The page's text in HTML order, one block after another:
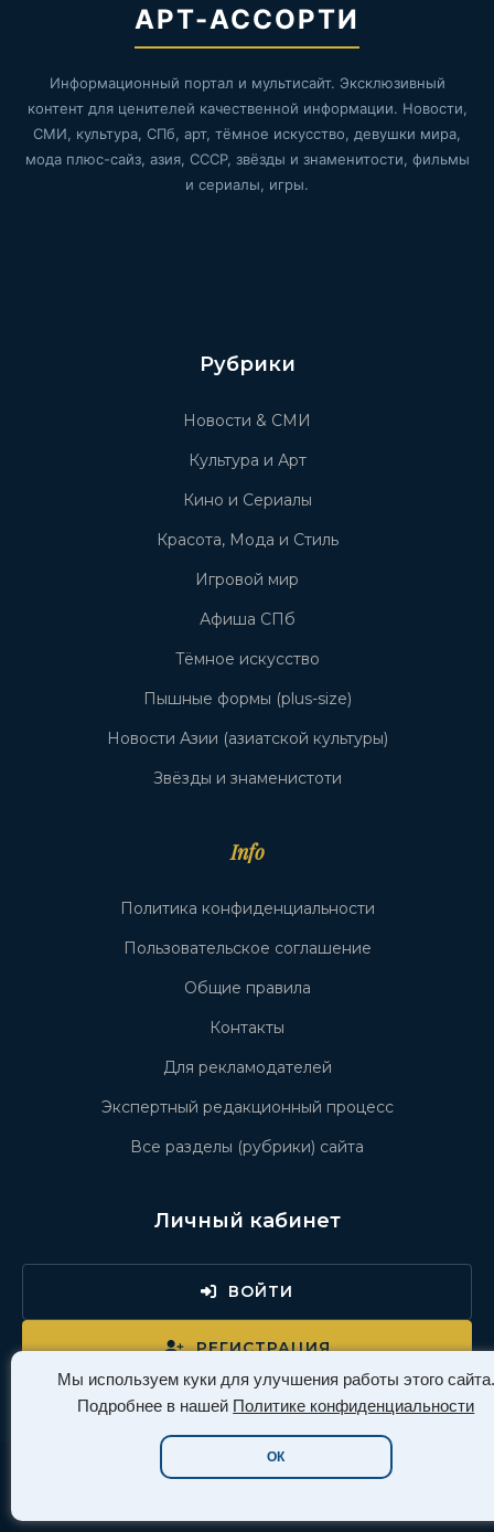
Мы используем куки для улучшения работы этого сайта.
Подробнее в нашей Политике конфиденциальности
ОК
АРТ-АССОРТИ
Информационный портал и мультисайт. Эксклюзивный
контент для ценителей качественной информации. Новости,
СМИ, культура, СПб, арт, тёмное искусство, девушки мира,
мода плюс-сайз, азия, СССР, звёзды и знаменитости, фильмы
и сериалы, игры.
Рубрики
Новости & СМИ
Культура и Арт
Кино и Сериалы
Красота, Мода и Стиль
Игровой мир
Афиша СПб
Тёмное искусство
Пышные формы (plus-size)
Новости Азии (азиатской культуры)
Звёзды и знаменистоти
Info
Политика конфиденциальности
Пользовательское соглашение
Общие правила
Контакты
Для рекламодателей
Экспертный редакционный процесс
Все разделы (рубрики) сайта
Личный кабинет
ВОЙТИ
РЕГИСТРАЦИЯ